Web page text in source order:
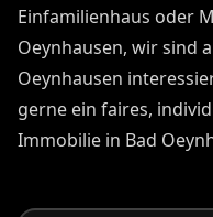
Einfamilienhaus oder
Oeynhausen, wir sind
Oeynhausen
gerne ein faires,
Immobilie in Bad